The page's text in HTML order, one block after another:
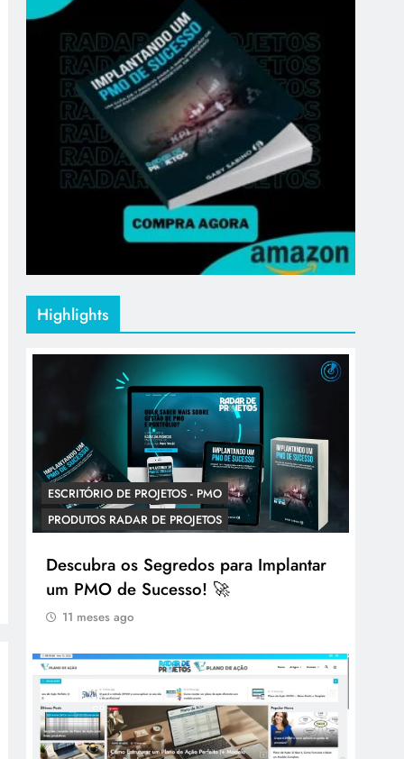
Highlights
ESCRITÓRIO DE PROJETOS - PMO
PRODUTOS RADAR DE PROJETOS
Descubra os Segredos para Implantar
um PMO de Sucesso! 🚀
11 meses ago